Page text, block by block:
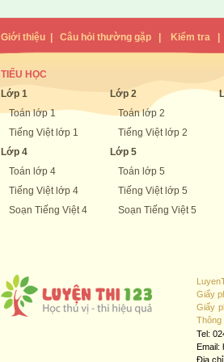
Giới thiệu | Câu hỏi thường gặp | Kiểm tra
TIỂU HỌC
Lớp 1
Toán lớp 1
Tiếng Việt lớp 1
Lớp 4
Toán lớp 4
Tiếng Việt lớp 4
Soạn Tiếng Việt 4
Lớp 2
Toán lớp 2
Tiếng Việt lớp 2
Lớp 5
Toán lớp 5
Tiếng Việt lớp 5
Soạn Tiếng Việt 5
Giấy
Giấy
Thông
Tel:
Email:
Địa